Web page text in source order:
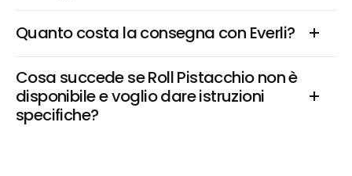
Quanto costa la consegna con Everli?
Cosa succede se Roll Pistacchio non è
disponibile e voglio dare istruzioni
specifiche?